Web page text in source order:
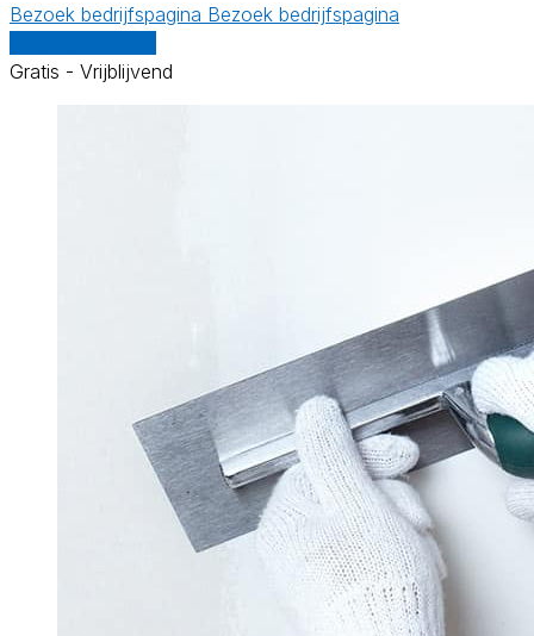
Bezoek bedrijfspagina Bezoek bedrijfspagina
Gratis - Vrijblijvend